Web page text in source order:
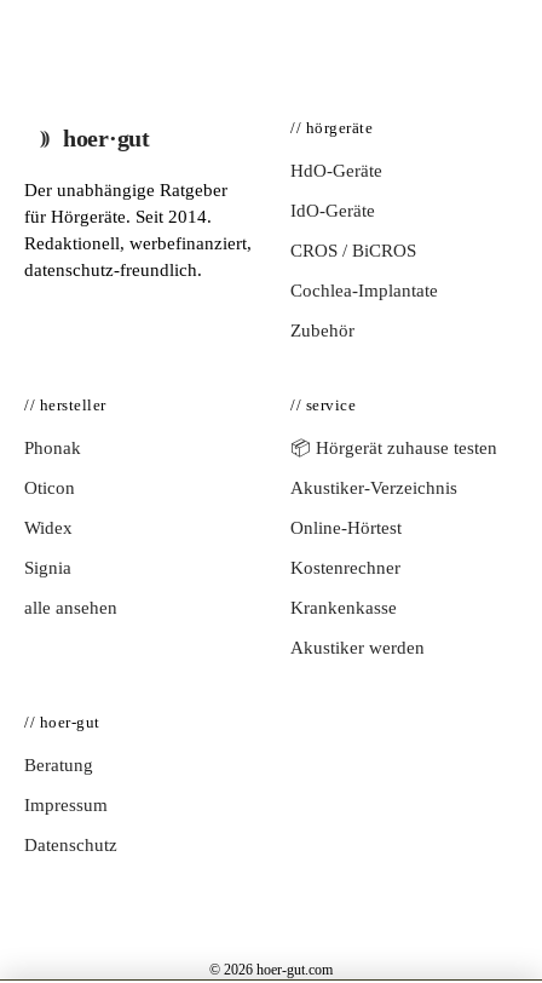
hoer·gut
Der unabhängige Ratgeber
für Hörgeräte. Seit 2014.
Redaktionell, werbefinanziert,
datenschutz-freundlich.
// hörgeräte
HdO-Geräte
IdO-Geräte
CROS / BiCROS
Cochlea-Implantate
Zubehör
// hersteller
Phonak
Oticon
Widex
Signia
alle ansehen
// service
📦 Hörgerät zuhause testen
Akustiker-Verzeichnis
Online-Hörtest
Kostenrechner
Krankenkasse
Akustiker werden
// hoer-gut
Beratung
Impressum
Datenschutz
© 2026 hoer-gut.com